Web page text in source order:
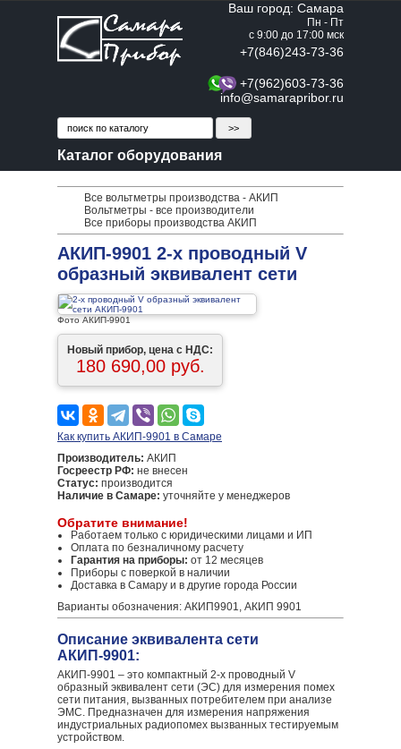
Ваш город: Самара
Пн - Пт
с 9:00 до 17:00 мск
+7(846)243-73-36
+7(962)603-73-36
info@samarapribor.ru
Каталог оборудования
Все вольтметры производства - АКИП
Вольтметры - все производители
Все приборы производства АКИП
АКИП-9901 2-х проводный V
образный эквивалент сети
Фото АКИП-9901
Новый прибор, цена с НДС:
180 690,00 руб.
Как купить АКИП-9901 в Самаре
Производитель: АКИП
Госреестр РФ: не внесен
Статус: производится
Наличие в Самаре: уточняйте у менеджеров
Обратите внимание!
Работаем только с юридическими лицами и ИП
Оплата по безналичному расчету
Гарантия на приборы: от 12 месяцев
Приборы с поверкой в наличии
Доставка в Самару и в другие города России
Варианты обозначения: АКИП9901, АКИП 9901
Описание эквивалента сети
АКИП-9901:
АКИП-9901 – это компактный 2-х проводный V
образный эквивалент сети (ЭС) для измерения помех
сети питания, вызванных потребителем при анализе
ЭМС. Предназначен для измерения напряжения
индустриальных радиопомех вызванных тестируемым
устройством.